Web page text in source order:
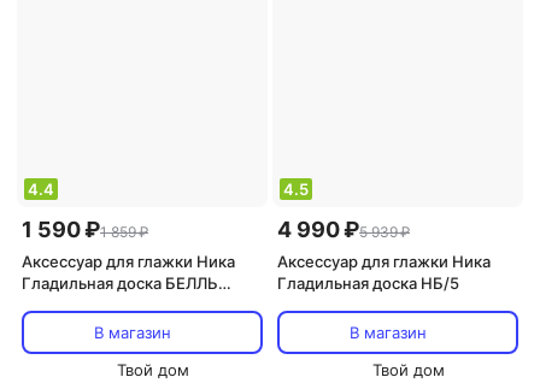
4.4
1 590 ₽1 859 ₽
Аксессуар для глажки Ника
Гладильная доска БЕЛЛЬ
В магазин
Твой дом
4.5
4 990 ₽5 939 ₽
Аксессуар для глажки Ника
Гладильная доска НБ/5
В магазин
Твой дом